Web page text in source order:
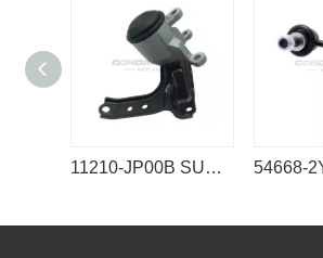
11210-JP00B SUPPORT MOTEUR NISSAN